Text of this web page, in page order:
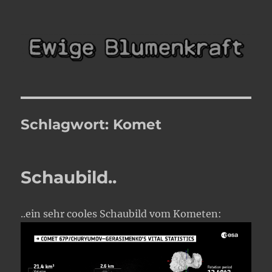
Ewige Blumenkraft
Schlagwort: Komet
Schaubild..
..ein sehr cooles Schaubild vom Kometen: